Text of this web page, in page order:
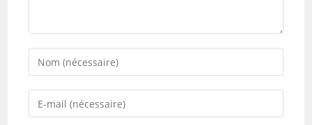
Enter
your
name
Enter
your